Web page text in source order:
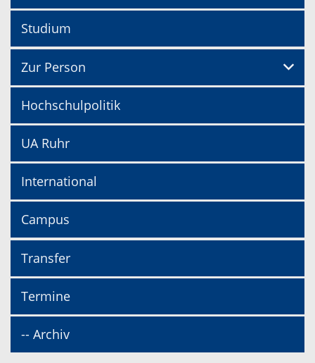
Studium
Zur Person
Hochschulpolitik
UA Ruhr
International
Campus
Transfer
Termine
-- Archiv